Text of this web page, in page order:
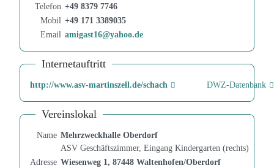
Telefon +49 8379 7746
Mobil +49 171 3389035
Email amigast16@yahoo.de
Internetauftritt
http://www.asv-martinszell.de/schach DWZ-Datenbank
Vereinslokal
Name Mehrzweckhalle Oberdorf
ASV Geschäftszimmer, Eingang Kindergarten (rechts)
Adresse Wiesenweg 1, 87448 Waltenhofen/Oberdorf